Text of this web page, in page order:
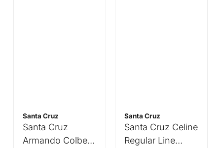
Santa Cruz
Santa Cruz
Armando Colbert
Santa Cruz
Santa Cruz Celine
Regular Line